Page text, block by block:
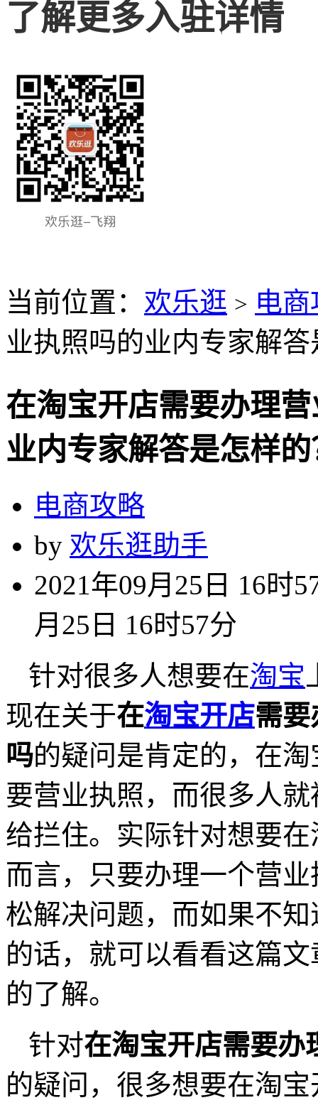
了解更多入驻详情
当前位置： 欢乐逛 > 电
业执照吗的业内专家解
在淘宝开店需要办理
业内专家解答是怎样的
电商攻略
by 欢乐逛助手
2021年09月25日 16时
月25日 16时57分
针对很多人想要在淘宝
现在关于在淘宝开店需要
吗的疑问是肯定的，在
要营业执照，而很多人
给拦住。实际针对想要
而言，只要办理一个营
松解决问题，而如果不
的话，就可以看看这篇
的了解。
针对在淘宝开店需要办
的疑问，很多想要在淘